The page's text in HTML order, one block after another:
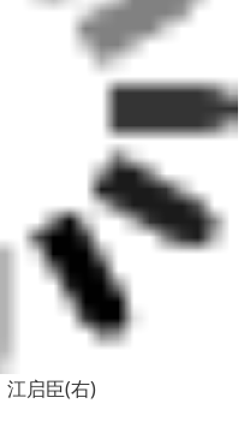
江启臣(右)